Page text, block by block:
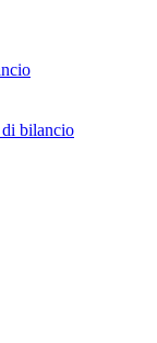
di bilancio